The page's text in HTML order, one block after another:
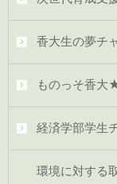
香大生の夢チ
ものっそ香大
経済学部学生
環境に対する